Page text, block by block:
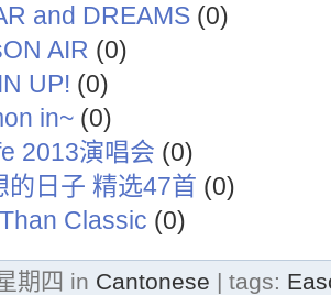
and DREAMS (0)
AIR (0)
UP! (0)
in~ (0)
2013演唱会 (0)
的日子 精选47首 (0)
Classic (0)
期四 in Cantonese | tags: